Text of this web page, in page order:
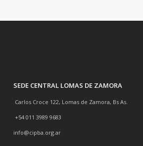
SEDE CENTRAL LOMAS DE ZAMORA
Carlos Croce 122, Lomas de Zamora, Bs As.
+54 011 3989 9683
info@cipba.org.ar